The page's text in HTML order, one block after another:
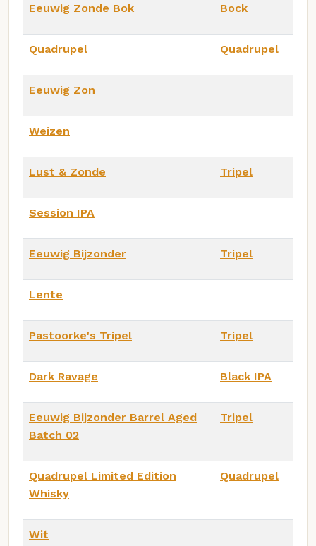
Eeuwig Zonde Bok Bock
Quadrupel Quadrupel
Eeuwig Zon
Weizen
Lust & Zonde Tripel
Session IPA
Eeuwig Bijzonder Tripel
Lente
Pastoorke's Tripel Tripel
Dark Ravage Black IPA
Eeuwig Bijzonder Barrel Aged
Batch 02
Tripel
Quadrupel Limited Edition
Whisky
Quadrupel
Wit